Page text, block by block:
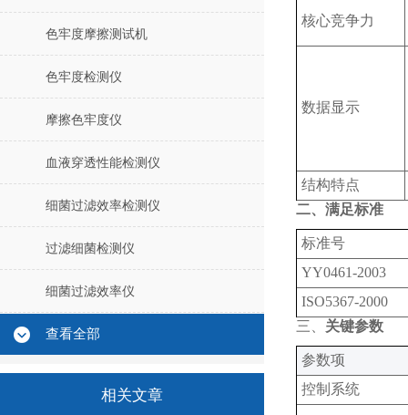
色牢度摩擦测试机
色牢度检测仪
摩擦色牢度仪
血液穿透性能检测仪
细菌过滤效率检测仪
过滤细菌检测仪
细菌过滤效率仪
查看全部
相关文章
核心竞争力
数据显示
结构特点
二、满足标准
标准号
YY0461-2003
ISO5367-2000
三、 关键参数
‌参数项‌
控制系统